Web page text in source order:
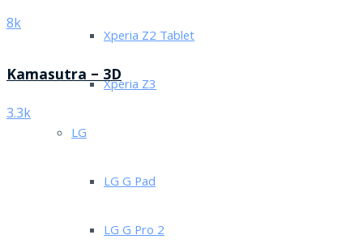
Xperia Z2 Tablet
Xperia Z3
LG
LG G Pad
LG G Pro 2
8k
Kamasutra – 3D
3.3k